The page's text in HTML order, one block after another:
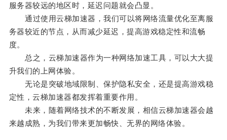
服务器较远的地区时，延迟问题就会凸显。
通过使用云梯加速器，我们可以将网络流量优化至离服
务器较近的节点，从而减少延迟，提高游戏稳定性和流畅
度。
总之，云梯加速器作为一种网络加速工具，可以大大提
升我们的上网体验。
无论是突破地域限制、保护隐私安全，还是提高游戏稳
定性，云梯加速器都发挥着重要作用。
未来，随着网络技术的不断发展，相信云梯加速器会越
来越成熟，为我们带来更加畅快、无界的网络体验。